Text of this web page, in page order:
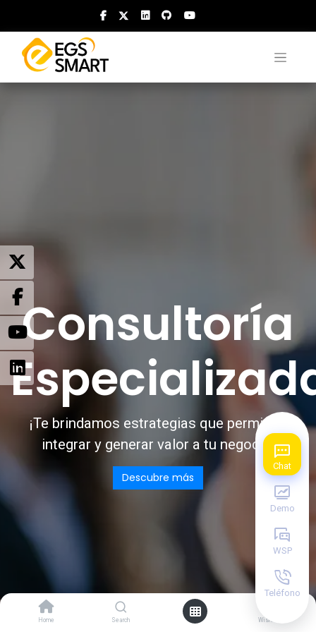
Home Search Wishlist
Consultoría
¡Te brindamos estrategias que permitan
integrar y generar valor a tu negocio!
Descubre más
Chat
Demo
WSP
Teléfono